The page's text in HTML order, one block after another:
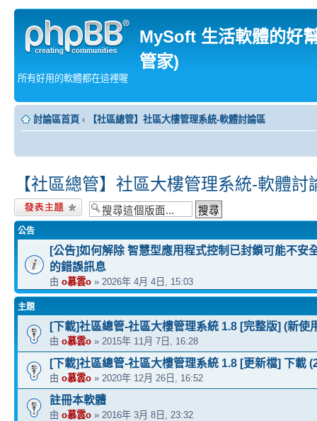
MySoft 生活軟體的好
管家)
所有好用的軟體都在這裡喔
討論區首頁 ‹ 【社區總管】社區大樓管理系統-軟體討論區
【社區總管】社區大樓管理系統-軟體討
發表新主題
公告
[公告]如何解除 智慧型應用程式控制已封鎖可能不安
的錯誤訊息
由 o慕雲o » 2026年 4月 4日, 15:03
主題
[下載]社區總管-社區大樓管理系統 1.8 [完整版] (新使
由 o慕雲o » 2015年 11月 7日, 16:28
[下載]社區總管-社區大樓管理系統 1.8 [更新檔] 下載
由 o慕雲o » 2020年 12月 26日, 16:52
註冊本軟體
由 o慕雲o » 2016年 3月 8日, 23:32